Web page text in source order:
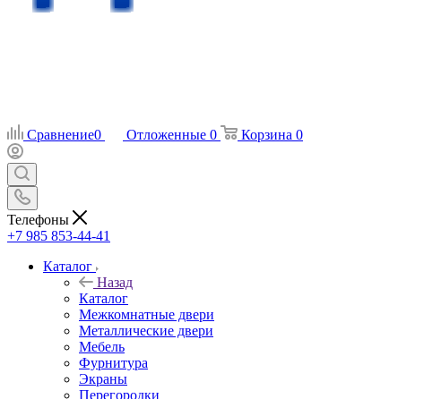
Сравнение0 Отложенные 0 Корзина 0
Телефоны
+7 985 853-44-41
Каталог
Назад
Каталог
Межкомнатные двери
Металлические двери
Мебель
Фурнитура
Экраны
Перегородки